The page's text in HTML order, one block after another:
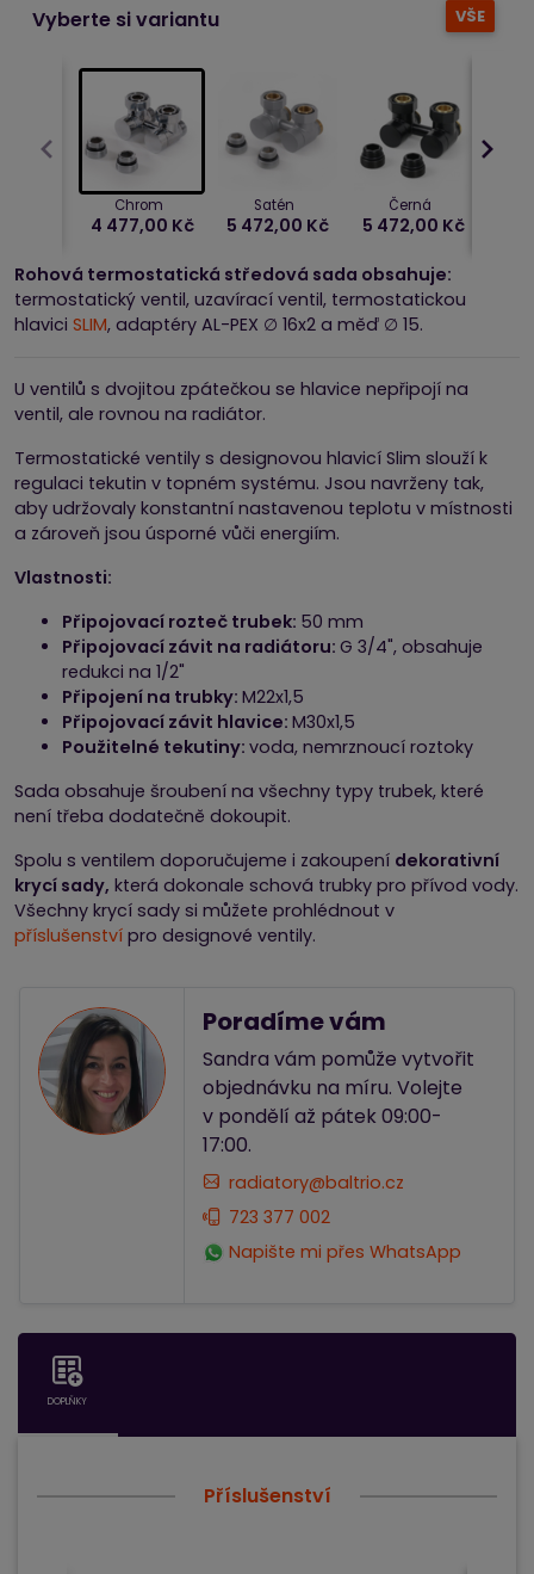
Rohová termostatická středová sada obsahuje:
termostatický ventil, uzavírací ventil, termostatickou
hlavici SLIM, adaptéry AL-PEX ∅ 16x2 a měď ∅ 15.
U ventilů s dvojitou zpátečkou se hlavice nepřipojí na
ventil, ale rovnou na radiátor.
Termostatické ventily s designovou hlavicí Slim slouží k
regulaci tekutin v topném systému. Jsou navrženy tak,
aby udržovaly konstantní nastavenou teplotu v místnosti
a zároveň jsou úsporné vůči energiím.
Vlastnosti:
Připojovací rozteč trubek: 50 mm
Připojovací závit na radiátoru: G 3/4", obsahuje
redukci na 1/2"
Připojení na trubky: M22x1,5
Připojovací závit hlavice: M30x1,5
Použitelné tekutiny: voda, nemrznoucí roztoky
Sada obsahuje šroubení na všechny typy trubek, které
není třeba dodatečně dokoupit.
Spolu s ventilem doporučujeme i zakoupení dekorativní
krycí sady, která dokonale schová trubky pro přívod vody.
Všechny krycí sady si můžete prohlédnout v
příslušenství pro designové ventily.
VŠE
Vyberte si variantu
Chrom
4 477,00 Kč
Satén
5 472,00 Kč
Černá
5 472,00 Kč
Poradíme vám
Sandra vám pomůže vytvořit
objednávku na míru. Volejte
v pondělí až pátek 09:00-
17:00.
radiatory@baltrio.cz
723 377 002
Napište mi přes WhatsApp
DOPLŇKY
Příslušenství